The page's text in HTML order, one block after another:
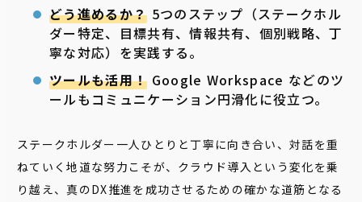
どう進めるか？ 5つのステップ（ステークホル
ダー特定、目標共有、情報共有、個別戦略、丁
寧な対応）を実践する。
ツールも活用！ Google Workspace などのツ
ールもコミュニケーション円滑化に役立つ。
ステークホルダー一人ひとりと丁寧に向き合い、対話を重
ねていく地道な努力こそが、クラウド導入という変化を乗
り越え、真のDX推進を成功させるための確かな道筋となる